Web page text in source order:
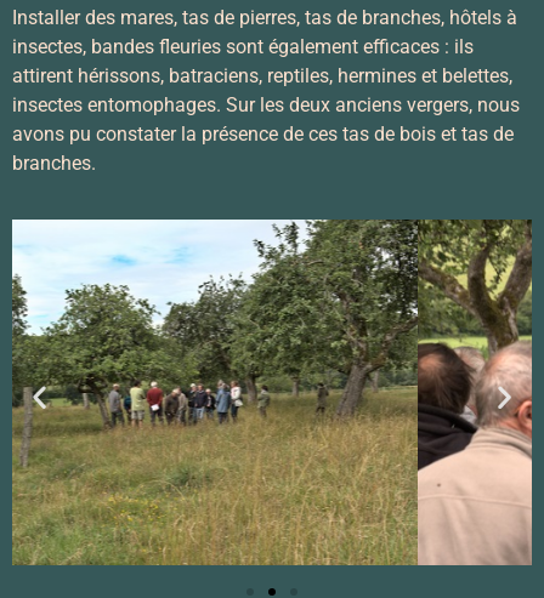
Installer des mares, tas de pierres, tas de branches, hôtels à
insectes, bandes fleuries sont également efficaces : ils
attirent hérissons, batraciens, reptiles, hermines et belettes,
insectes entomophages. Sur les deux anciens vergers, nous
avons pu constater la présence de ces tas de bois et tas de
branches.